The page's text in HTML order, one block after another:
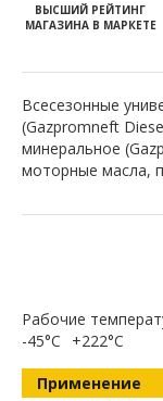
ВЫСШИЙ РЕЙТИНГ
МАГАЗИНА В МАРКЕТЕ
Всесезонные
(Gazpromneft
минеральное
моторные масла,
Рабочие
-45°C
+222°C
Применение